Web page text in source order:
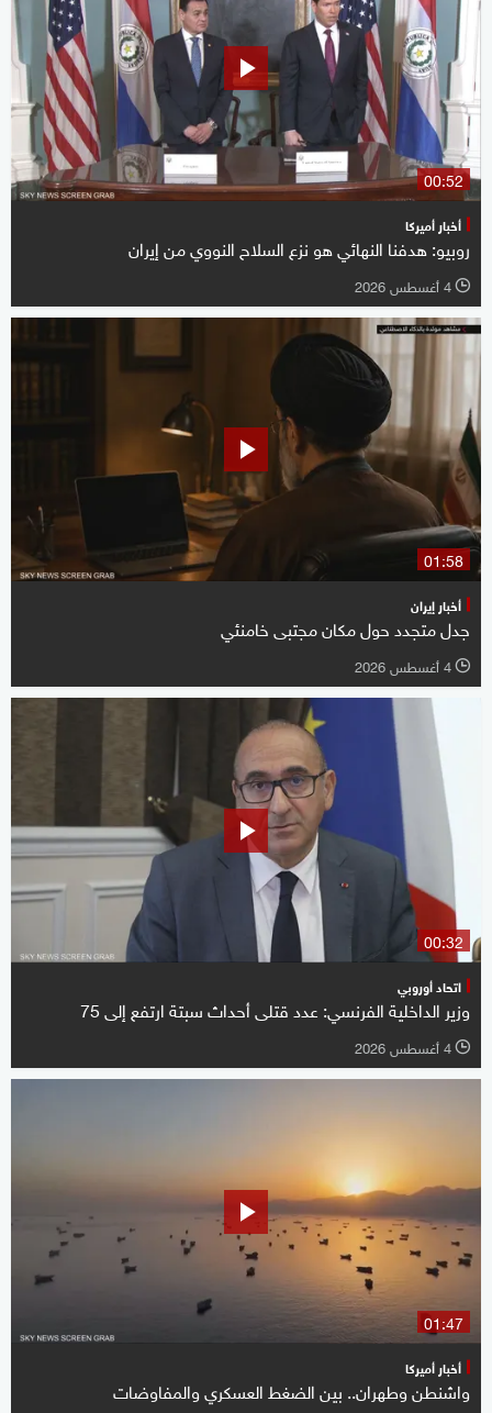
00:52
أخبار أميركا
روبيو: هدفنا النهائي هو نزع السلاح النووي من إيران
l 4 أغسطس 2026
01:58
أخبار إيران
جدل متجدد حول مكان مجتبى خامنئي
l 4 أغسطس 2026
00:32
اتحاد أوروبي
وزير الداخلية الفرنسي: عدد قتلى أحداث سبتة ارتفع ‌إلى 75
l 4 أغسطس 2026
01:47
أخبار أميركا
واشنطن وطهران.. بين الضغط العسكري والمفاوضات